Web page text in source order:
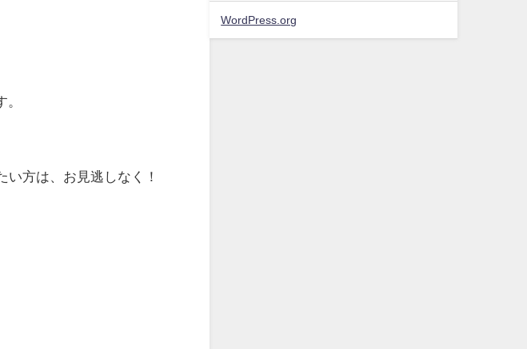
方は、お見逃しなく！
WordPress.org